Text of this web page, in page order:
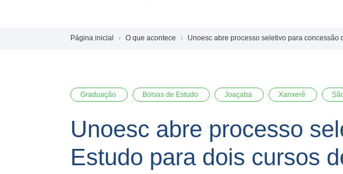
Página inicial O que acontece Unoesc abre processo seletivo para
Graduação Bolsas de Estudo Joaçaba Xanxerê
Unoesc abre processo
Estudo para dois cursos